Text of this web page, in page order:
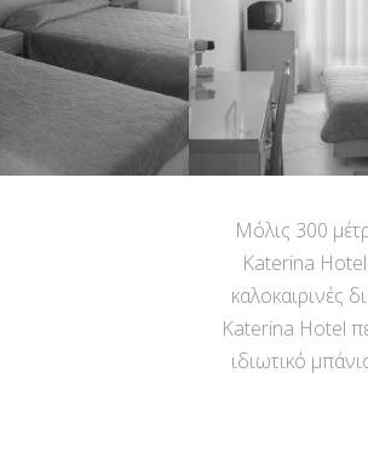
Μόλις 300
Katerina
καλοκαιρινές
Katerina Hotel
ιδιωτικό